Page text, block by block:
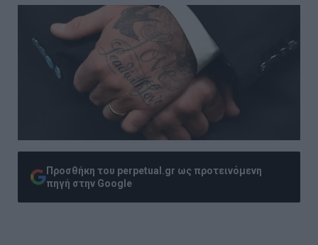
Προσθήκη του perpetual.gr ως προτεινόμενη
πηγή στην Google